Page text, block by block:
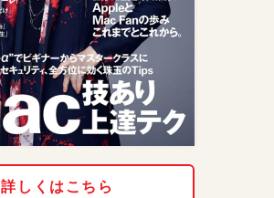
詳しくはこちら